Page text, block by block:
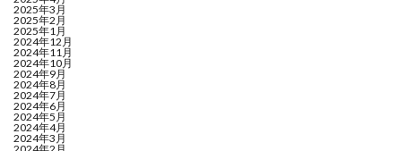
2025年3月
2025年2月
2025年1月
2024年12月
2024年11月
2024年10月
2024年9月
2024年8月
2024年7月
2024年6月
2024年5月
2024年4月
2024年3月